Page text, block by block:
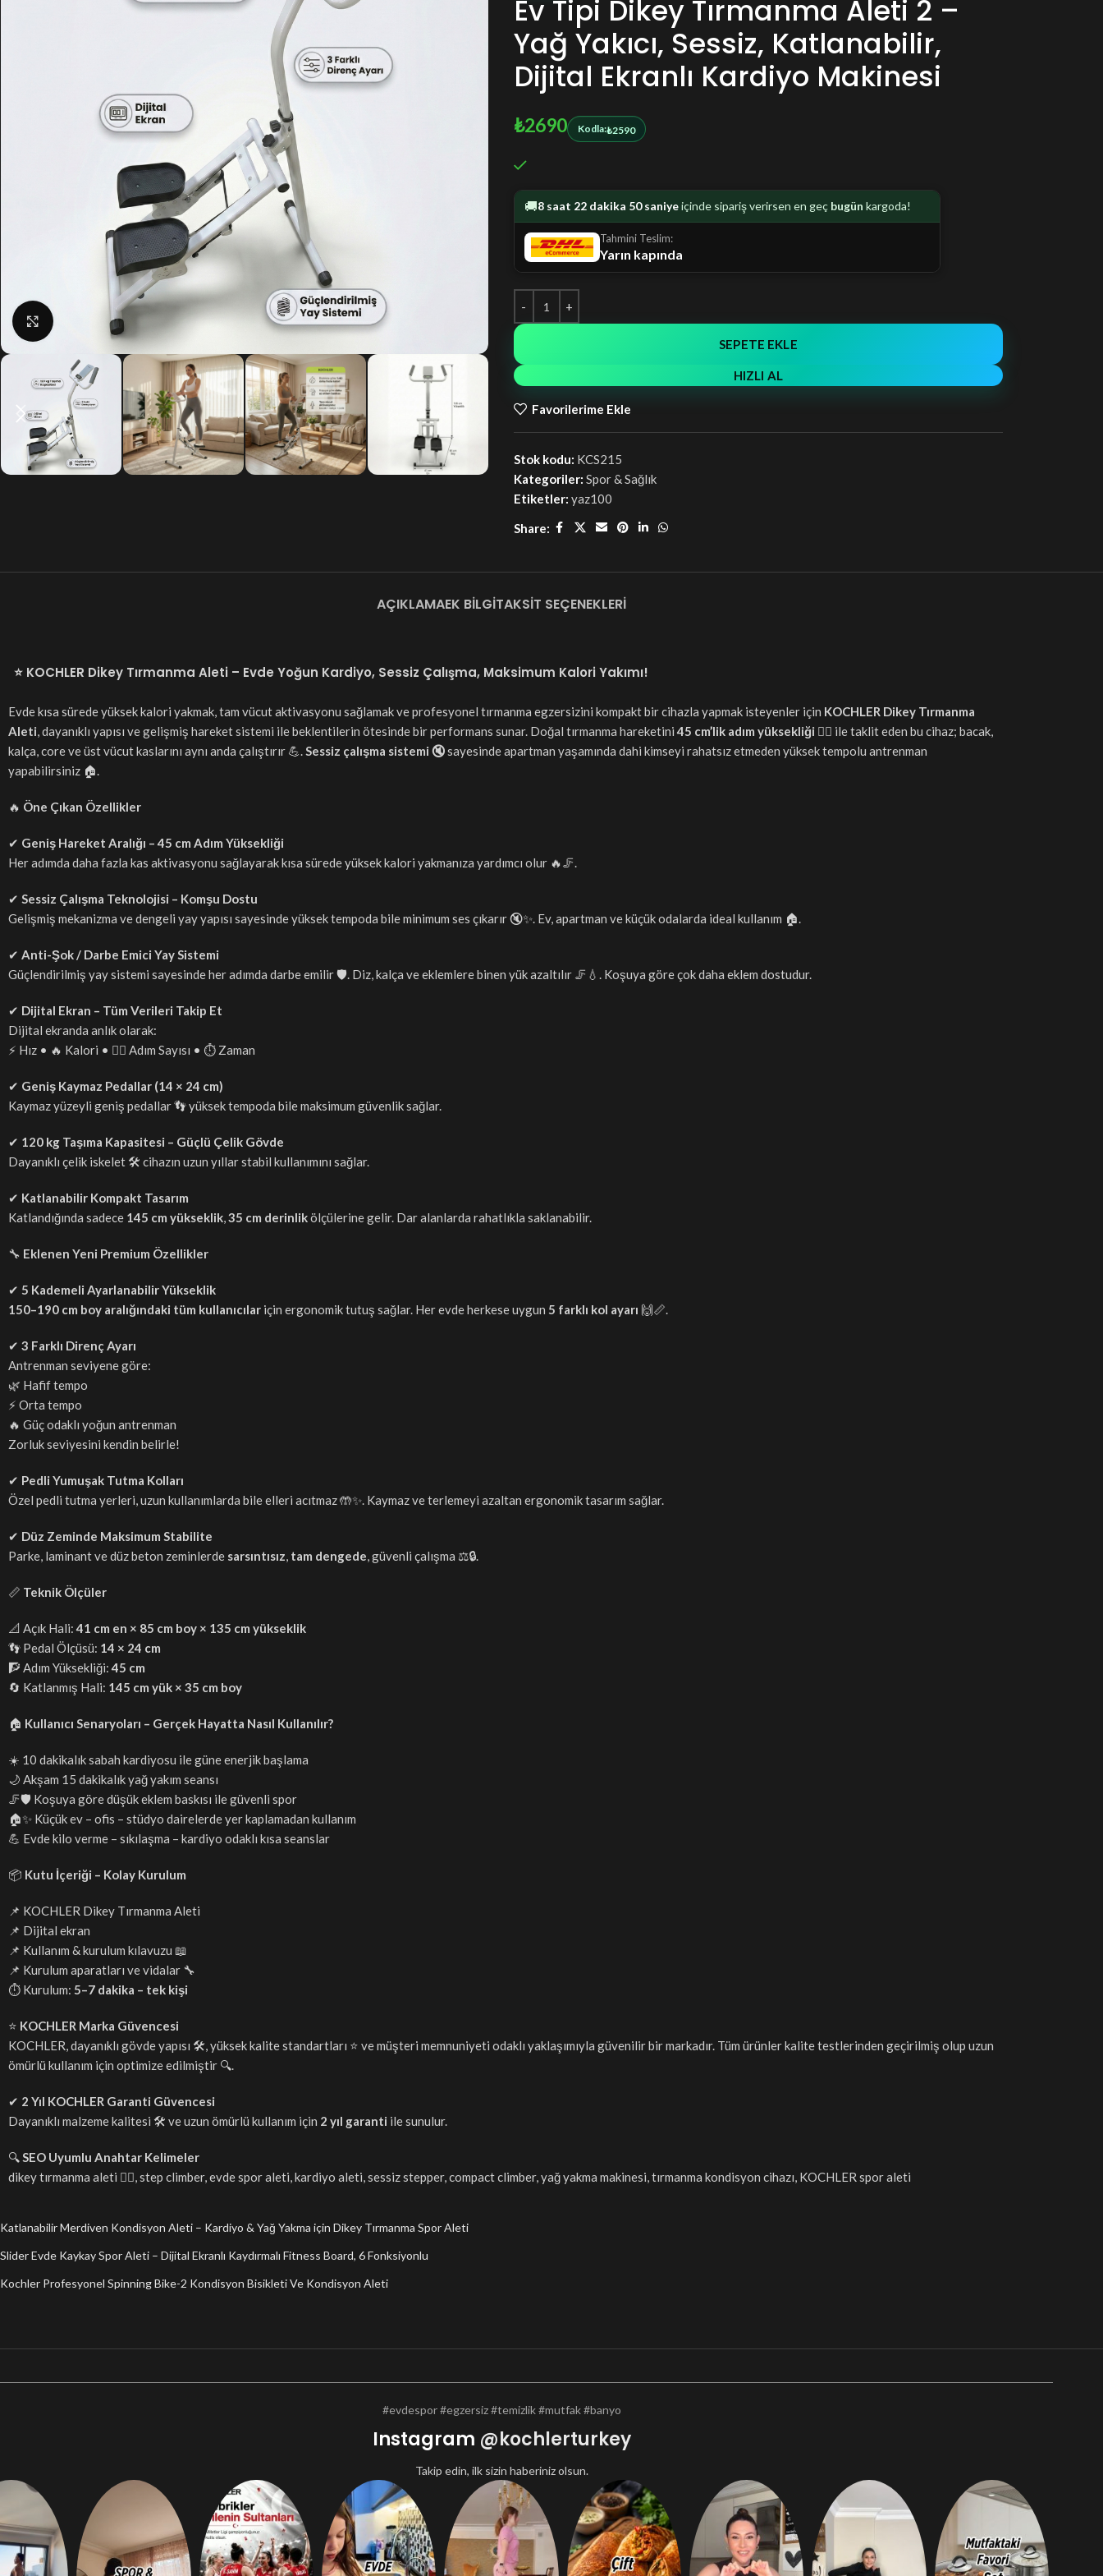
Click to enlarge
Ev Tipi Dikey Tırmanma Aleti 2 –
Yağ Yakıcı, Sessiz, Katlanabilir,
Dijital Ekranlı Kardiyo Makinesi
₺2690 Kodla:₺2590
🚚8 saat 22 dakika 49 saniyeiçinde sipariş verirsen en geç bugün kargoda!
Tahmini Teslim:
Yarın kapında
SEPETE EKLE
HIZLI AL
Favorilerime Ekle
Stok kodu: KCS215
Kategoriler: Spor & Sağlık
Etiketler: yaz100
Share:
AÇIKLAMAEK BILGITAKSIT SEÇENEKLERI
⭐ KOCHLER Dikey Tırmanma Aleti – Evde Yoğun Kardiyo, Sessiz Çalışma, Maksimum Kalori Yakımı!
Evde kısa sürede yüksek kalori yakmak, tam vücut aktivasyonu sağlamak ve profesyonel tırmanma egzersizini kompakt bir cihazla yapmak isteyenler için KOCHLER Dikey Tırmanma
Aleti, dayanıklı yapısı ve gelişmiş hareket sistemi ile beklentilerin ötesinde bir performans sunar. Doğal tırmanma hareketini45 cm’lik adım yüksekliği 🧗‍♀️ ile taklit eden bu cihaz; bacak,
kalça, core ve üst vücut kaslarını aynı anda çalıştırır 💪.Sessiz çalışma sistemi 🔇sayesinde apartman yaşamında dahi kimseyi rahatsız etmeden yüksek tempolu antrenman
yapabilirsiniz 🏠.
🔥 Öne Çıkan Özellikler
✔ Geniş Hareket Aralığı – 45 cm Adım Yüksekliği
Her adımda daha fazla kas aktivasyonu sağlayarak kısa sürede yüksek kalori yakmanıza yardımcı olur 🔥🦵.
✔ Sessiz Çalışma Teknolojisi – Komşu Dostu
Gelişmiş mekanizma ve dengeli yay yapısı sayesinde yüksek tempoda bile minimum ses çıkarır 🔇✨. Ev, apartman ve küçük odalarda ideal kullanım 🏠.
✔ Anti-Şok / Darbe Emici Yay Sistemi
Güçlendirilmiş yay sistemi sayesinde her adımda darbe emilir 🛡️. Diz, kalça ve eklemlere binen yük azaltılır 🦵💧. Koşuya göre çok daha eklem dostudur.
✔ Dijital Ekran – Tüm Verileri Takip Et
Dijital ekranda anlık olarak:
⚡ Hız • 🔥 Kalori • 🚶‍♀️ Adım Sayısı • ⏱️ Zaman
✔ Geniş Kaymaz Pedallar (14 × 24 cm)
Kaymaz yüzeyli geniş pedallar 👣 yüksek tempoda bile maksimum güvenlik sağlar.
✔ 120 kg Taşıma Kapasitesi – Güçlü Çelik Gövde
Dayanıklı çelik iskelet 🛠️ cihazın uzun yıllar stabil kullanımını sağlar.
✔ Katlanabilir Kompakt Tasarım
Katlandığında sadece 145 cm yükseklik,35 cm derinlikölçülerine gelir. Dar alanlarda rahatlıkla saklanabilir.
🔧 Eklenen Yeni Premium Özellikler
✔ 5 Kademeli Ayarlanabilir Yükseklik
150–190 cm boy aralığındaki tüm kullanıcılar için ergonomik tutuş sağlar. Her evde herkese uygun 5 farklı kol ayarı 🙌📏.
✔ 3 Farklı Direnç Ayarı
Antrenman seviyene göre:
🌿 Hafif tempo
⚡ Orta tempo
🔥 Güç odaklı yoğun antrenman
Zorluk seviyesini kendin belirle!
✔ Pedli Yumuşak Tutma Kolları
Özel pedli tutma yerleri, uzun kullanımlarda bile elleri acıtmaz 🤲✨. Kaymaz ve terlemeyi azaltan ergonomik tasarım sağlar.
✔ Düz Zeminde Maksimum Stabilite
Parke, laminant ve düz beton zeminlerde sarsıntısız, tam dengede, güvenli çalışma ⚖️🔒.
📏 Teknik Ölçüler
📐 Açık Hali:41 cm en × 85 cm boy × 135 cm yükseklik
👣 Pedal Ölçüsü: 14 × 24 cm
🧗 Adım Yüksekliği:45 cm
🔄 Katlanmış Hali: 145 cm yük × 35 cm boy
🏠 Kullanıcı Senaryoları – Gerçek Hayatta Nasıl Kullanılır?
☀️ 10 dakikalık sabah kardiyosu ile güne enerjik başlama
🌙 Akşam 15 dakikalık yağ yakım seansı
🦵🛡️ Koşuya göre düşük eklem baskısı ile güvenli spor
🏠✨ Küçük ev – ofis – stüdyo dairelerde yer kaplamadan kullanım
💪 Evde kilo verme – sıkılaşma – kardiyo odaklı kısa seanslar
📦 Kutu İçeriği – Kolay Kurulum
📌 KOCHLER Dikey Tırmanma Aleti
📌 Dijital ekran
📌 Kullanım & kurulum kılavuzu 📖
📌 Kurulum aparatları ve vidalar 🔧
⏱️ Kurulum: 5–7 dakika – tek kişi
⭐ KOCHLER Marka Güvencesi
KOCHLER, dayanıklı gövde yapısı 🛠️, yüksek kalite standartları ⭐ ve müşteri memnuniyeti odaklı yaklaşımıyla güvenilir bir markadır. Tüm ürünler kalite testlerinden geçirilmiş olup uzun
ömürlü kullanım için optimize edilmiştir 🔍.
✔ 2 Yıl KOCHLER Garanti Güvencesi
Dayanıklı malzeme kalitesi 🛠️ ve uzun ömürlü kullanım için 2 yıl garanti ile sunulur.
🔍SEO Uyumlu Anahtar Kelimeler
dikey tırmanma aleti 🧗‍♀️, step climber, evde spor aleti, kardiyo aleti, sessiz stepper, compact climber, yağ yakma makinesi, tırmanma kondisyon cihazı, KOCHLER spor aleti
Katlanabilir Merdiven Kondisyon Aleti – Kardiyo & Yağ Yakma için Dikey Tırmanma Spor Aleti
Slider Evde Kaykay Spor Aleti – Dijital Ekranlı Kaydırmalı Fitness Board, 6 Fonksiyonlu
Kochler Profesyonel Spinning Bike-2 Kondisyon Bisikleti Ve Kondisyon Aleti
#evdespor #egzersiz #temizlik #mutfak #banyo
Instagram @kochlerturkey
Takip edin, ilk sizin haberiniz olsun.